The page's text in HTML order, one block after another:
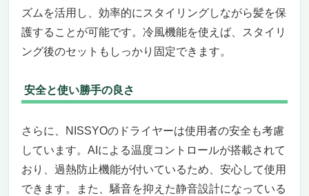
ズムを活用し、効率的にスタイリングしながら髪を保
護することが可能です。冷風機能を使えば、スタイリ
ング後のセットもしっかり固定できます。
安全と使い勝手の良さ
さらに、NISSYOのドライヤーは使用者の安全も考慮
しています。AIによる温度コントロールが搭載されて
おり、過熱防止機能が付いているため、安心して使用
できます。また、騒音を抑えた静音設計になっている